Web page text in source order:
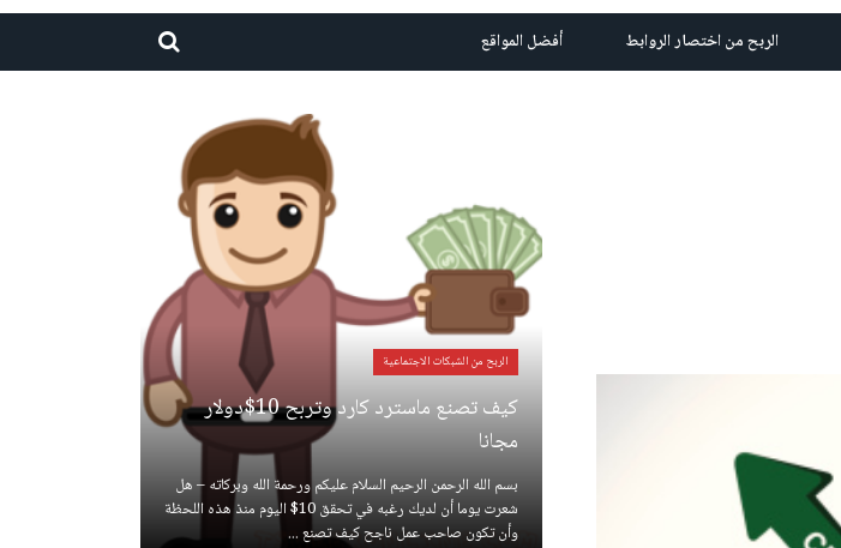
الربح من اختصار الروابط أفضل المواقع
الربح من الشبكات الاجتماعية
كيف تصنع ماسترد كارد وتربح 10$دولار
مجانا
بسم الله الرحمن الرحيم السلام عليكم ورحمة الله وبركاته – هل
شعرت يوما أن لديك رغبه في تحقق 10$ اليوم منذ هذه اللحظة
وأن تكون صاحب عمل ناجح كيف تصنع ...